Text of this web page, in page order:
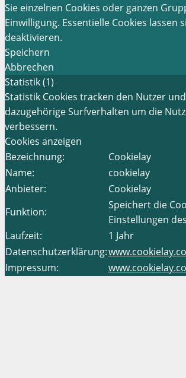
Sie einzelnen Cookies oder ganzen
Einwilligung. Essentielle Cookies lassen
deaktivieren.
Speichern
Abbrechen
Statistik (1)
Statistik Cookies tracken den Nutzer
dazugehörige Surfverhalten um die
verbessern.
Cookies anzeigen
Bezeichnung:
Cookielay
Name:
cookielay
Anbieter:
Cookielay
Funktion:
Speichert die
Einstellungen
Laufzeit:
1 Jahr
Datenschutzerklärung:
Impressum: